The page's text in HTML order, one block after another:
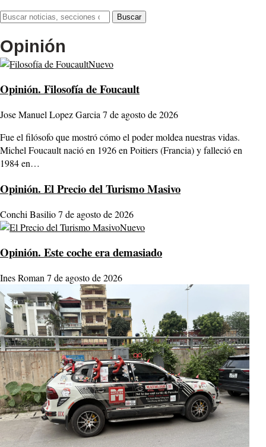
Buscar:
Buscar
Opinión
Nuevo
Opinión. Filosofía de Foucault
Jose Manuel Lopez Garcia 7 de agosto de 2026
Fue el filósofo que mostró cómo el poder moldea nuestras vidas.
Michel Foucault nació en 1926 en Poitiers (Francia) y falleció en
1984 en…
Opinión. El Precio del Turismo Masivo
Conchi Basilio7 de agosto de 2026
Nuevo
Opinión. Este coche era demasiado
Ines Roman 7 de agosto de 2026